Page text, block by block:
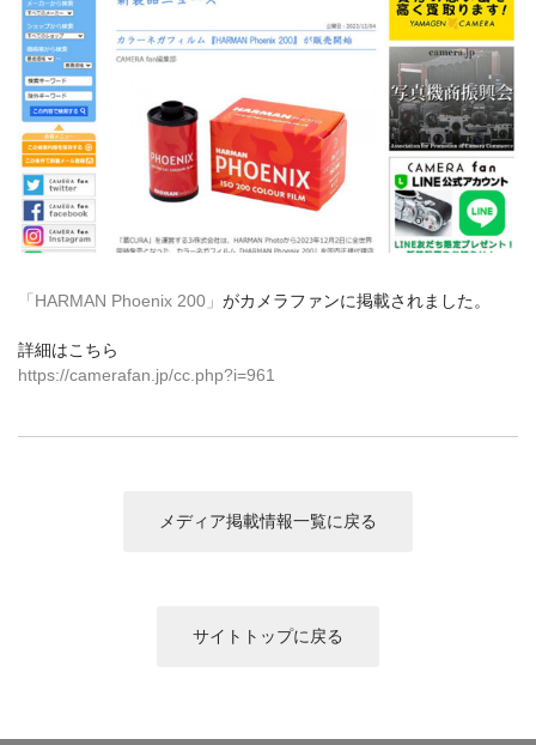
カメラアクセサリー
カメラバッグ カメラポシェット
クリーニングポーチ ボディブラシ
リング・あて革
蔵CURAセレクション
暗室不要の現像ボックス LAB-
カメラ露出計
「HARMAN Phoenix 200」 がカメラファンに掲載されました。
詳細はこちら
https://camerafan.jp/cc.php?i=961
メディア掲載情報一覧に戻る
サイトトップに戻る